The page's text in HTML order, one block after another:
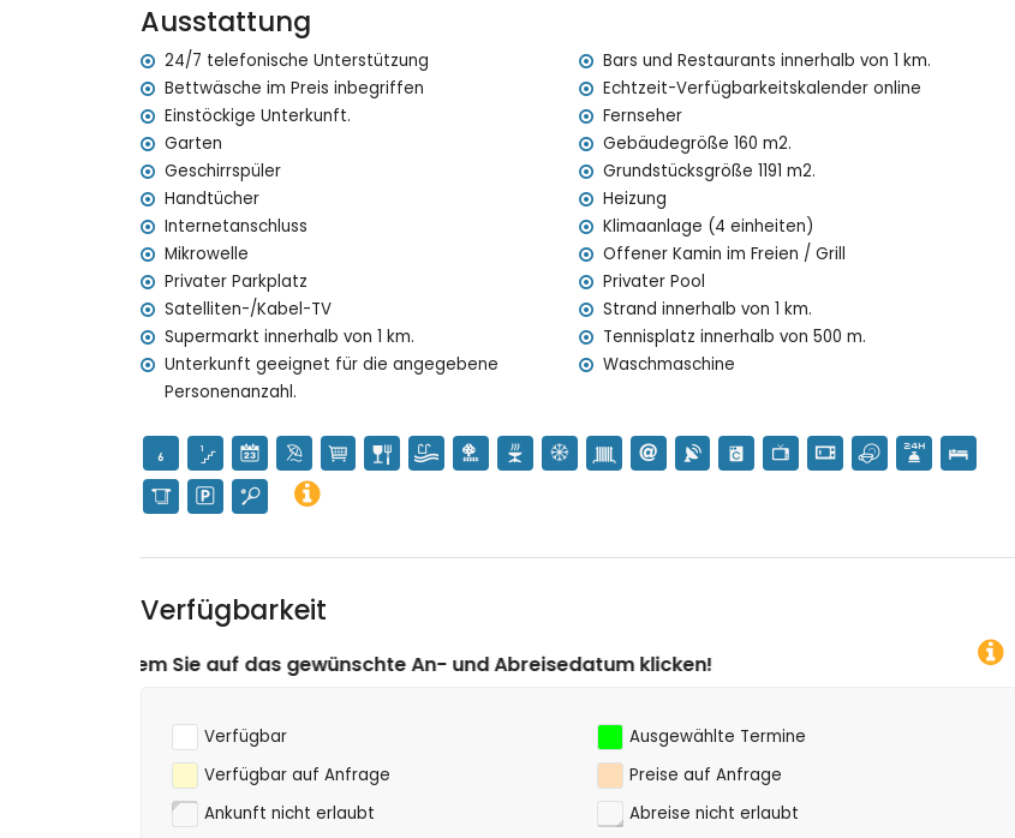
Ausstattung und Dienstleistungen, die im Mietpreis der Villa enthalten sind
Internet (WiFi)
Bügeleisen und Bügelbrett
Bettwäsche und Handtücher
24-Stunden-Notdienst
Ausstattung und Dienstleistungen gegen Aufpreis
Zentralheizung und Klimaanlage
Kinderbett (auf Anfrage)
Sportmöglichkeiten
Tennis (innerhalb von 1000 Metern von der Villa)
Golf (innerhalb von 10 Kilometern von der Villa)
Ausstattung
24/7 telefonische Unterstützung
Bars und Restaurants innerhalb von 1 km.
Bettwäsche im Preis inbegriffen
Echtzeit-Verfügbarkeitskalender online
Einstöckige Unterkunft.
Fernseher
Garten
Gebäudegröße 160 m2.
Geschirrspüler
Grundstücksgröße 1191 m2.
Handtücher
Heizung
Internetanschluss
Klimaanlage (4 einheiten)
Mikrowelle
Offener Kamin im Freien / Grill
Privater Parkplatz
Privater Pool
Satelliten-/Kabel-TV
Strand innerhalb von 1 km.
Supermarkt innerhalb von 1 km.
Tennisplatz innerhalb von 500 m.
Unterkunft geeignet für die angegebene
Personenanzahl.
Waschmaschine
Verfügbarkeit
gewünschte An- und Abreisedatum klicken!
Verfügbar
Ausgewählte Termine
Verfügbar auf Anfrage
Preise auf Anfrage
Ankunft nicht erlaubt
Abreise nicht erlaubt